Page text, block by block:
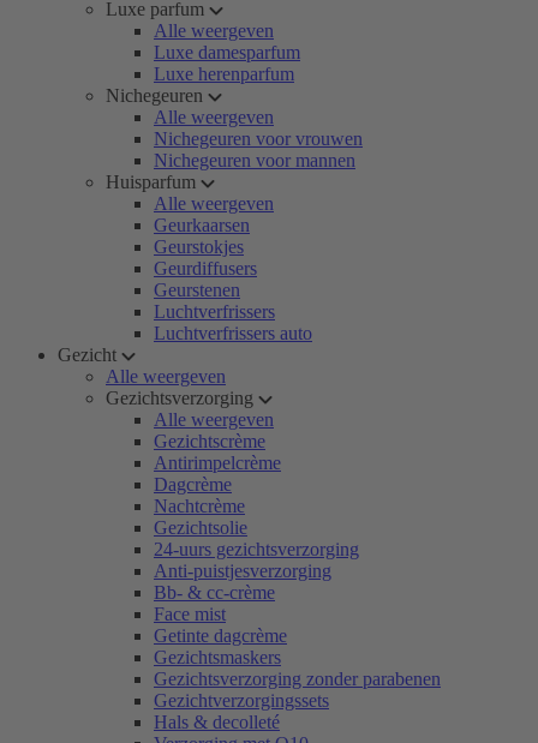
Luxe parfum
Alle weergeven
Luxe damesparfum
Luxe herenparfum
Nichegeuren
Alle weergeven
Nichegeuren voor vrouwen
Nichegeuren voor mannen
Huisparfum
Alle weergeven
Geurkaarsen
Geurstokjes
Geurdiffusers
Geurstenen
Luchtverfrissers
Luchtverfrissers auto
Gezicht
Alle weergeven
Gezichtsverzorging
Alle weergeven
Gezichtscrème
Antirimpelcrème
Dagcrème
Nachtcrème
Gezichtsolie
24-uurs gezichtsverzorging
Anti-puistjesverzorging
Bb- & cc-crème
Face mist
Getinte dagcrème
Gezichtsmaskers
Gezichtsverzorging zonder parabenen
Gezichtverzorgingssets
Hals & decolleté